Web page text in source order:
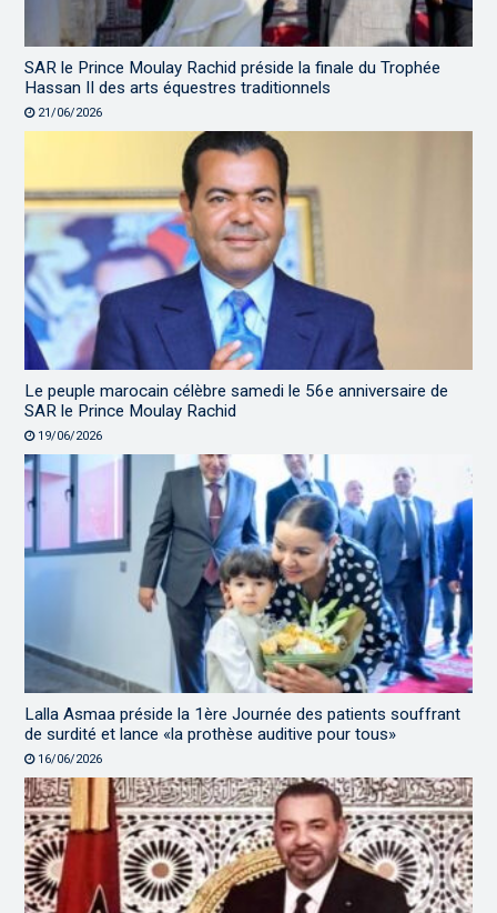
SAR le Prince Moulay Rachid préside la finale du Trophée
Hassan II des arts équestres traditionnels
21/06/2026
Le peuple marocain célèbre samedi le 56e anniversaire de
SAR le Prince Moulay Rachid
19/06/2026
Lalla Asmaa préside la 1ère Journée des patients souffrant
de surdité et lance «la prothèse auditive pour tous»
16/06/2026